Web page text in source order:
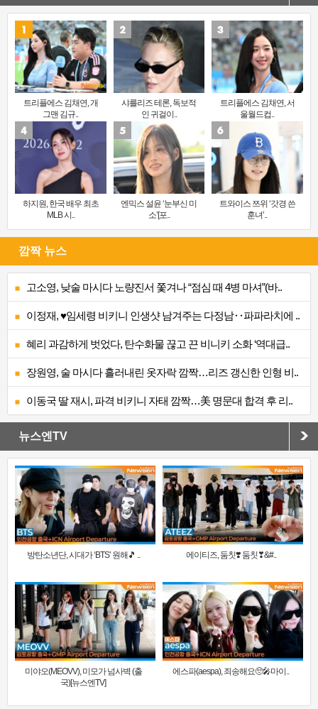
트리플에스 김채연, 개
그맨 김규..
샤를리즈 테론, 독보적
인 귀걸이..
트리플에스 김채연, 서
울월드컵..
하지원, 한국 배우 최초
MLB 시..
엔믹스 설윤 ‘눈부신 미
소’[포..
트와이스 쯔위 ‘갓경 쓴
훈녀’..
깜짝 뉴스
고소영, 낮술 마시다 노량진서 쫓겨나 “점심 때 4병 마셔”(바..
이정재, ♥임세령 비키니 인생샷 남겨주는 다정남‥파파라치에 ..
혜리 과감하게 벗었다, 탄수화물 끊고 끈 비니키 소화 ‘역대급..
장원영, 술 마시다 흘러내린 옷자락 깜짝…리즈 갱신한 인형 비..
이동국 딸 재시, 파격 비키니 자태 깜짝…美 명문대 합격 후 리..
뉴스엔TV
방탄소년단, 시대가 ‘BTS’ 원해🎵 .. 에이티즈, 둠칫❣️ 둠칫❣&#..
미야오(MEOVV), 미모가 넘사벽 (출
국)[뉴스엔TV]
에스파(aespa), 죄송해요🥺🎤마이..